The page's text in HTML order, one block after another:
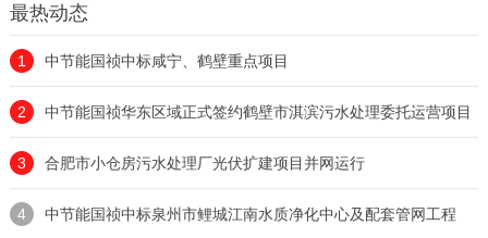
最热动态
1 中节能国祯中标咸宁、鹤壁重点项目
2 中节能国祯华东区域正式签约鹤壁市淇滨污水处理委托运营项目
3 合肥市小仓房污水处理厂光伏扩建项目并网运行
4 中节能国祯中标泉州市鲤城江南水质净化中心及配套管网工程